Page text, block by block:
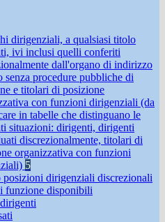
dirigenziali, a qualsiasi titolo
ivi inclusi quelli conferiti
dall'organo di indirizzo
senza procedure pubbliche di
e titolari di posizione
con funzioni dirigenziali (da
in tabelle che distinguano le
situazioni: dirigenti, dirigenti
discrezionalmente, titolari di
organizzativa con funzioni
5
posizioni dirigenziali discrezionali
funzione disponibili